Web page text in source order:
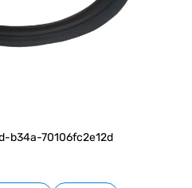
b34a-70106fc2e12d